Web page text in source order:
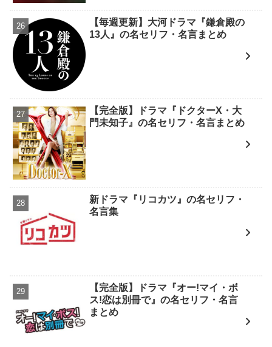
【毎週更新】大河ドラマ『鎌倉殿の
13人』の名セリフ・名言まとめ
【完全版】ドラマ『ドクターX・大
門未知子』の名セリフ・名言まとめ
新ドラマ『リコカツ』の名セリフ・
名言集
【完全版】ドラマ『オー!マイ・ボ
ス!恋は別冊で』の名セリフ・名言
まとめ